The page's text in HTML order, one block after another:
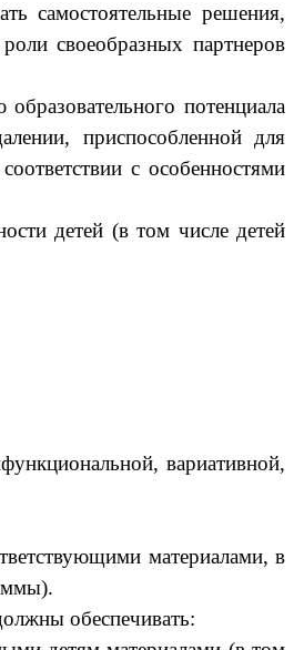
самостоятельные решения,
своеобразных партнеров
потенциала
приспособленной для
с особенностями
детей (в том числе детей
вариативной,
материалами, в
обеспечивать: